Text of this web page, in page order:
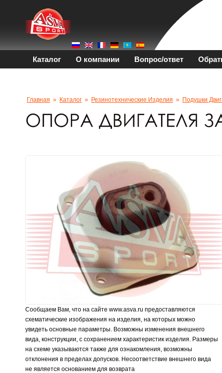
Каталог О компании Вопрос/ответ
Главная » Каталог » Резинотехнические Изделия » Подушки
Сообщаем Вам, что на сайте www.asva.ru предоставляются
схематические изображения на изделия, на которых можно
увидеть основные параметры. Возможны изменения внешнего
вида, конструкции, с сохранением характеристик изделия. Размеры
на схеме указываются также для ознакомления, возможны
отклонения в пределах допусков. Несоответствие внешнего вида
не является основанием для возврата